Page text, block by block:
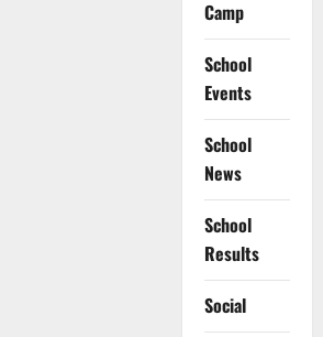
Camp
School
Events
School
News
School
Results
Social